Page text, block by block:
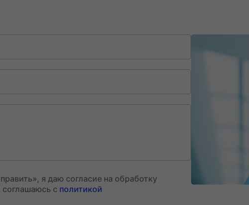
я даю согласие на обработку
соглашаюсь c политикой